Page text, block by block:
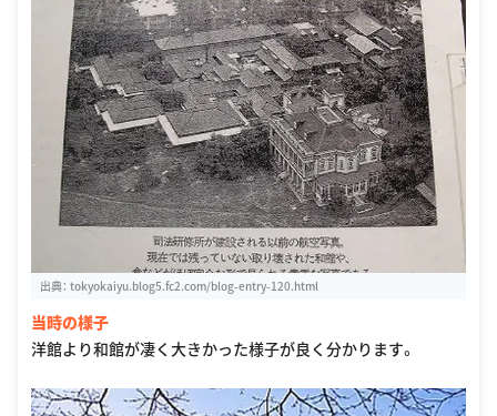
出典： tokyokaiyu.blog5.fc2.com/blog-entry-120.html
当時の様子
洋館より和館が凄く大きかった様子が良く分かります。